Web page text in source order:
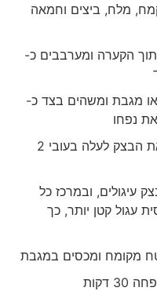
מלח, ביצים וחמאה
הקערה ומערבבים כ-
מגבת ומשהים בצד כ-
על משטח מקומח מרדדים את הבצק לעלה בעובי 2
ובמרכז כל
קטן יותר, כך
ומכסים במגבת